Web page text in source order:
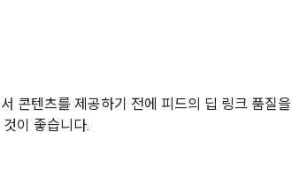
콘텐츠를 제공하기 전에 피드의 딥 링크 품질
것이 좋습니다.